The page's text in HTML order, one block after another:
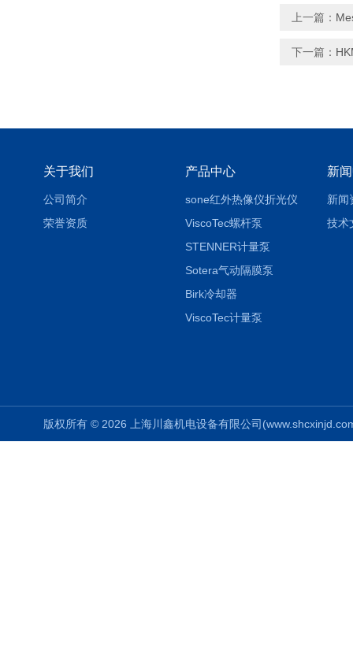
上一篇：
下一篇：
关于我们
公司简介
荣誉资质
产品中心
sone红外热像仪折光仪
ViscoTec螺杆泵
STENNER计量泵
Sotera气动隔膜泵
Birk冷却器
ViscoTec计量泵
新
新闻
技术
版权所有 © 2026 上海川鑫机电设备有限公司